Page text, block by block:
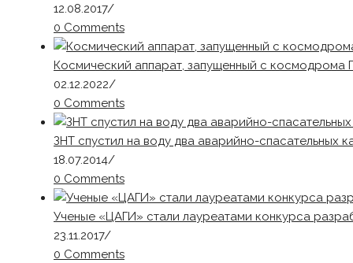
12.08.2017/
0 Comments
Космический аппарат, запущенный с космодрома
02.12.2022/
0 Comments
ЗНТ спустил на воду два аварийно-спасательных
18.07.2014/
0 Comments
Ученые «ЦАГИ» стали лауреатами конкурса
23.11.2017/
0 Comments